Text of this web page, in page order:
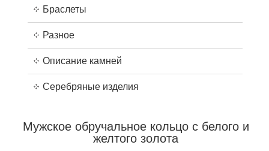
Браслеты
Разное
Описание камней
Серебряные изделия
Мужское обручальное кольцо с белого и
желтого золота